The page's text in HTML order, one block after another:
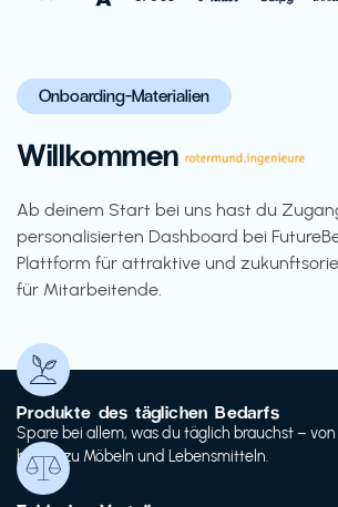
Onboarding-Materialien
Willkommen
Ab deinem Start bei uns hast du
personalisierten Dashboard bei
Plattform für attraktive und
für Mitarbeitende.
Produkte des täglichen Bedarfs
Spare bei allem, was du täglich brauchst –
bis hin zu Möbeln und Lebensmitteln.